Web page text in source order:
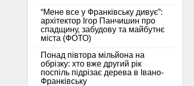
“Мене все у Франківську дивує”:
архітектор Ігор Панчишин про
спадщину, забудову та майбутнє
міста (ФОТО)
Понад півтора мільйона на
обрізку: хто вже другий рік
поспіль підрізає дерева в Івано-
Франківську